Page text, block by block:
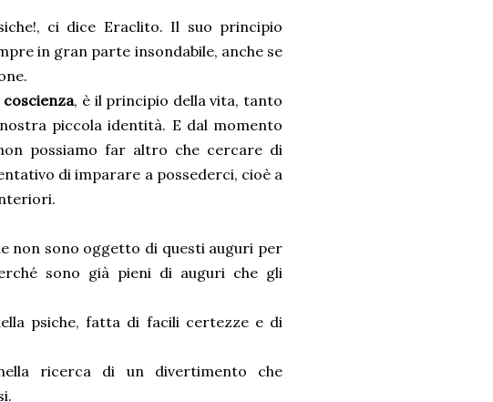
ci dice Eraclito. Il suo principio
in gran parte insondabile, anche se
coscienza, è il principio della vita, tanto
piccola identità. E dal momento
possiamo far altro che cercare di
di imparare a possederci, cioè a
non sono oggetto di questi auguri per
sono già pieni di auguri che gli
psiche, fatta di facili certezze e di
ricerca di un divertimento che